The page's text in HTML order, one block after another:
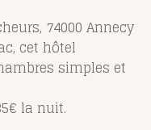
74000 Annecy
cet hôtel
simples et
la nuit.